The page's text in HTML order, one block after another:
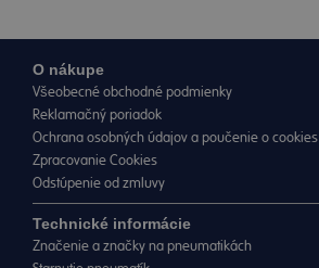
O nákupe
Všeobecné obchodné podmienky
Reklamačný poriadok
Ochrana osobných údajov a poučenie o cookies
Zpracovanie Cookies
Odstúpenie od zmluvy
Technické informácie
Značenie a značky na pneumatikách